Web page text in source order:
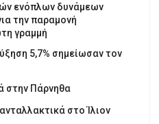
ενόπλων δυνάμεων
την παραμονή
γραμμή
5,7% σημείωσαν τον
στην Πάρνηθα
στο Ίλιον